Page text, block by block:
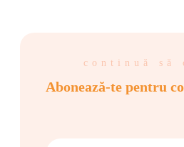
continuă să
Abonează-te pentru